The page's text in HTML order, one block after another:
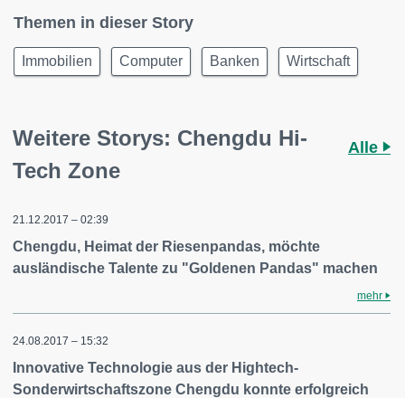
Themen in dieser Story
Immobilien Computer Banken Wirtschaft
Weitere Storys: Chengdu Hi-
Tech Zone
Alle
21.12.2017 – 02:39
Chengdu, Heimat der Riesenpandas, möchte
ausländische Talente zu "Goldenen Pandas" machen
mehr
24.08.2017 – 15:32
Innovative Technologie aus der Hightech-
Sonderwirtschaftszone Chengdu konnte erfolgreich